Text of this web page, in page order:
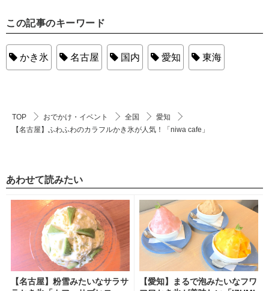
この記事のキーワード
かき氷 名古屋 国内 愛知 東海
TOP おでかけ・イベント 全国
愛知
【名古屋】ふわふわのカラフルかき氷が人気！「niwa cafe」
あわせて読みたい
【名古屋】粉雪みたいなサラサ
【愛知】まるで泡みたいなフワ